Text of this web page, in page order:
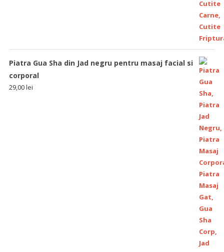
Piatra Gua Sha din Jad negru pentru masaj facial si
corporal
29,00lei